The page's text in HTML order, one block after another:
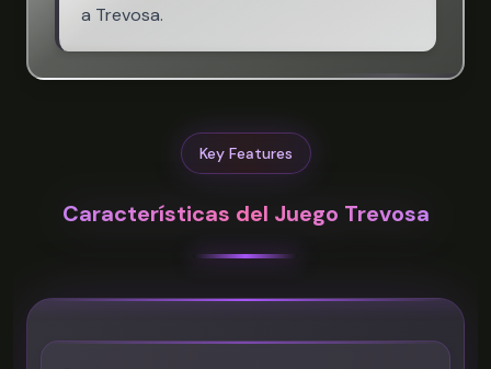
a Trevosa.
Key Features
Características del Juego Trevosa